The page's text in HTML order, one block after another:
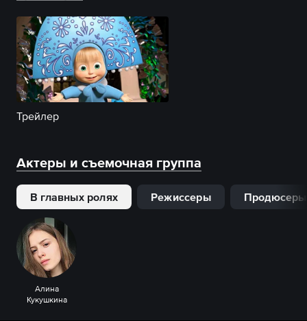
Трейлер
Актеры и съемочная группа
В главных ролях Режиссеры Продюсеры
Алина
Кукушкина